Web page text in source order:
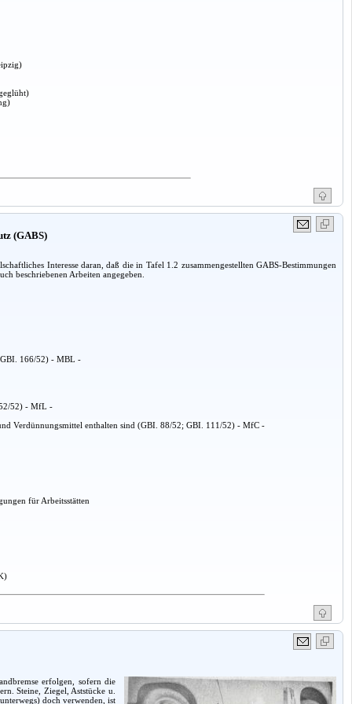
(GABS)
Interesse daran, daß die in Tafel 1.2 zusammengestellten GABS-Bestimmungen
beschriebenen Arbeiten angegeben.
166/52) - MBL -
52) - MfL -
Verdünnungsmittel enthalten sind (GBI. 88/52; GBI. 111/52) - MfC -
für Arbeitsstätten
erfolgen, sofern die
Steine, Ziegel, Aststücke u.
doch verwenden, ist